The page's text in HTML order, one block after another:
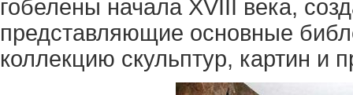
гобелены начала XVIII века,
представляющие основные
коллекцию скульптур, картин и